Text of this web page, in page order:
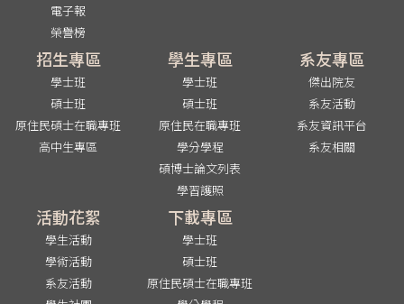
電子報
榮譽榜
招生專區
學士班
碩士班
原住民碩士在職專班
高中生專區
學生專區
學士班
碩士班
原住民在職專班
學分學程
碩博士論文列表
學習護照
系友專區
傑出院友
系友活動
系友資訊平台
系友相關
活動花絮
學生活動
學術活動
系友活動
下載專區
學士班
碩士班
原住民碩士在職專班